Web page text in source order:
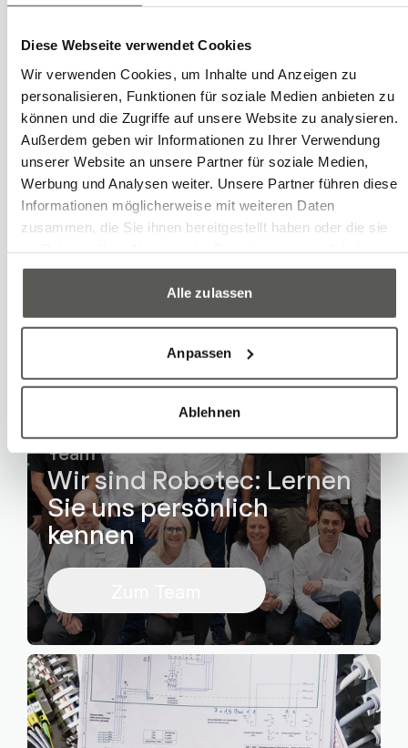
Diese Webseite verwendet Cookies
Wir verwenden Cookies, um Inhalte und Anzeigen zu
personalisieren, Funktionen für soziale Medien anbieten zu
können und die Zugriffe auf unsere Website zu analysieren.
Außerdem geben wir Informationen zu Ihrer Verwendung
unserer Website an unsere Partner für soziale Medien,
Werbung und Analysen weiter. Unsere Partner führen diese
Informationen möglicherweise mit weiteren Daten
zusammen, die Sie ihnen bereitgestellt haben oder die sie
Alle zulassen
Anpassen
Ablehnen
Fokus auf Schweizer Lieferanten
Gesundes, nachhaltiges Wachstum
Langfristige Unternehmensstrategie
Team
Wir sind Robotec: Lernen
Sie uns persönlich
kennen